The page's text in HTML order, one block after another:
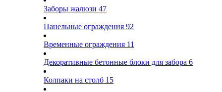
Заборы жалюзи 47
Панельные ограждения 92
Временные ограждения 11
Декоративные бетонные блоки для забора 6
Колпаки на столб 15